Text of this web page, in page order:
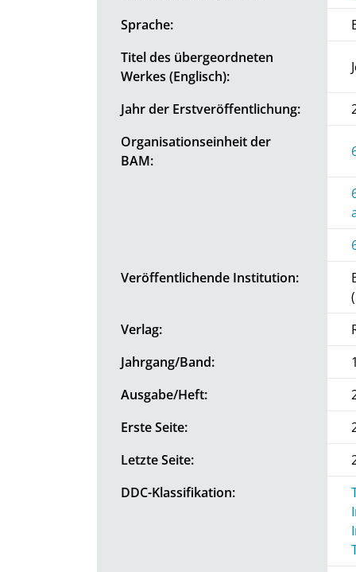
Sprache:
Titel des übergeordneten
Werkes (Englisch):
Jahr der Erstveröffentlichung:
Organisationseinheit der
BAM:
Veröffentlichende Institution:
Verlag:
Jahrgang/Band:
Ausgabe/Heft:
Erste Seite:
Letzte Seite:
DDC-Klassifikation: